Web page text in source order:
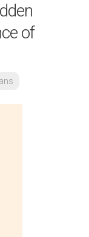
of